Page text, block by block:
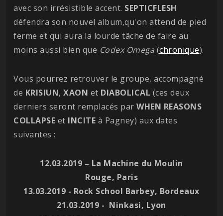
avec son irrésistible accent. SEPTICFLESH
défendra son nouvel album,qu'on attend de pied
ferme et qui aura la lourde tâche de faire au
moins aussi bien que Codex Omega (chronique).
Vous pourrez retrouver le groupe, accompagné
de KRISIUN, XAON et DIABOLICAL (ces deux
derniers seront remplacés par WHEN REASONS
COLLAPSE et INCITE à Pagney) aux dates
suivantes :
12.03.2019 – La Machine du Moulin
Rouge, Paris
13.03.2019 - Rock School Barbey, Bordeaux
21.03.2019 - Ninkasi, Lyon